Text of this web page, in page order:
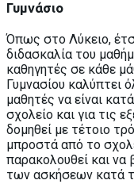
Γυμνάσιο
Όπως στο Λύκειο,
διδασκαλία του
καθηγητές σε κάθε
Γυμνασίου καλύπτει
μαθητές να είναι
σχολείο και για τις
δομηθεί με τέτοιο
μπροστά από το
παρακολουθεί και να
των ασκήσεων κατά